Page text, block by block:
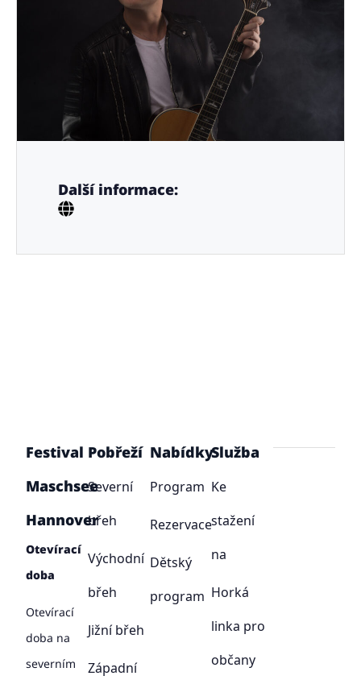
Další informace:
Festival
Maschsee
Hannover
Otevírací
doba
Otevírací
doba na
severním
Pobřeží
Severní
břeh
Východní
břeh
Jižní břeh
Západní
Nabídky
Program
Rezervace
Dětský
program
Služba
Ke
stažení
na
Horká
linka pro
občany